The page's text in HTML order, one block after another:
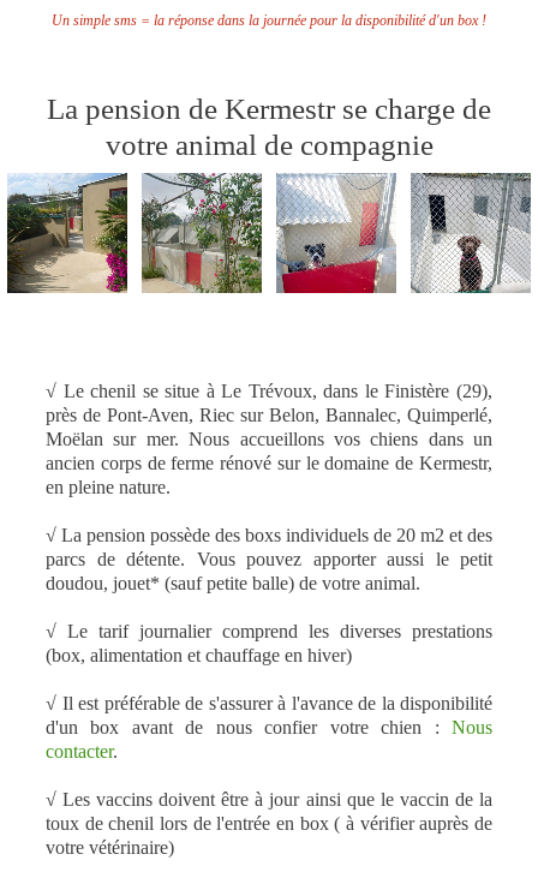
Un simple sms = la réponse dans la journée pour la disponibilité d'un box !
La pension de Kermestr se charge de
votre animal de compagnie
√ Le chenil se situe à Le Trévoux, dans le Finistère (29),
près de Pont-Aven, Riec sur Belon, Bannalec, Quimperlé,
Moëlan sur mer. Nous accueillons vos chiens dans un
ancien corps de ferme rénové sur le domaine de Kermestr,
en pleine nature.
√ La pension possède des boxs individuels de 20 m2 et des
parcs de détente. Vous pouvez apporter aussi le petit
doudou, jouet* (sauf petite balle) de votre animal.
√ Le tarif journalier comprend les diverses prestations
(box, alimentation et chauffage en hiver)
√ Il est préférable de s'assurer à l'avance de la disponibilité
d'un box avant de nous confier votre chien : Nous
contacter.
√ Les vaccins doivent être à jour ainsi que le vaccin de la
toux de chenil lors de l'entrée en box ( à vérifier auprès de
votre vétérinaire)